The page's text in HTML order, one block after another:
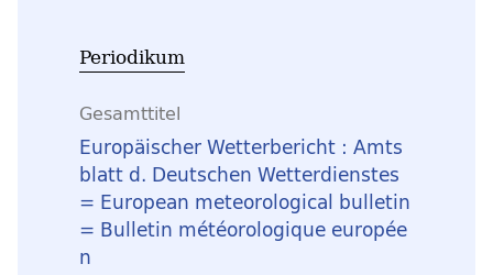
Periodikum
Gesamttitel
Europäischer Wetterbericht : Amts
blatt d. Deutschen Wetterdienstes
= European meteorological bulletin
= Bulletin météorologique europée
n